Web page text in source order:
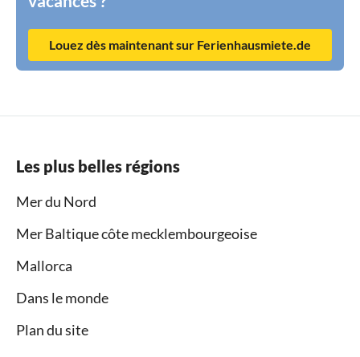
Louez dès maintenant sur Ferienhausmiete.de
Les plus belles régions
Mer du Nord
Mer Baltique côte mecklembourgeoise
Mallorca
Dans le monde
Plan du site